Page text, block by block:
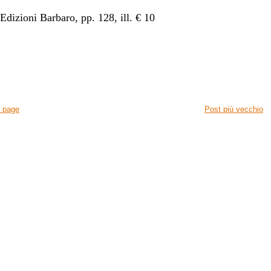
Barbaro, pp. 128, ill. € 10
Post più vecchio
page